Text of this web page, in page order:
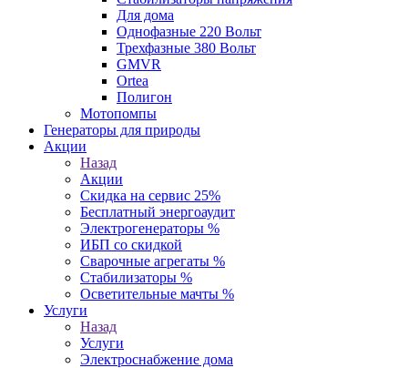
Для дома
Однофазные 220 Вольт
Трехфазные 380 Вольт
GMVR
Ortea
Полигон
Мотопомпы
Генераторы для природы
Акции
Назад
Акции
Скидка на сервис 25%
Бесплатный энергоаудит
Электрогенераторы %
ИБП со скидкой
Сварочные агрегаты %
Стабилизаторы %
Осветительные мачты %
Услуги
Назад
Услуги
Электроснабжение дома